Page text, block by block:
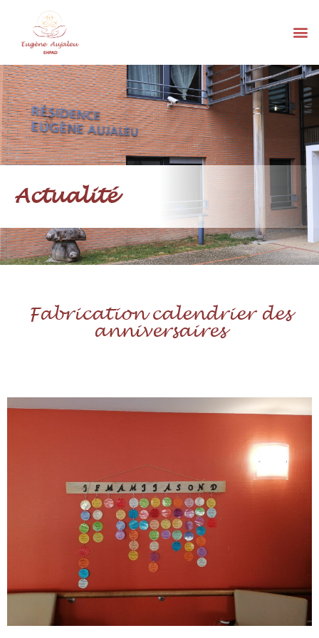
Actualité
Fabrication calendrier des
anniversaires